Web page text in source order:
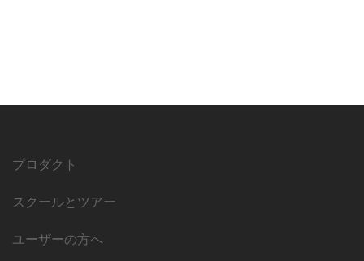
プロダクト
スクールとツアー
ユーザーの方へ